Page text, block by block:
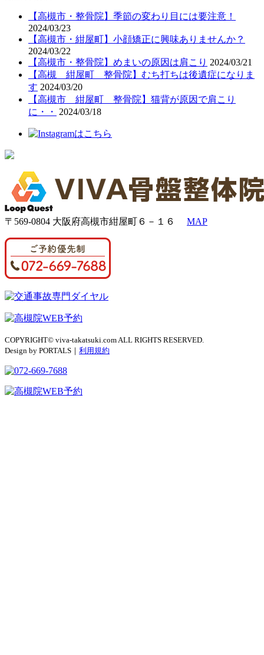
【高槻市・整骨院】季節の変わり目には要注意！
2024/03/23
【高槻市・紺屋町】小顔矯正に興味ありませんか？
2024/03/22
【高槻市・整骨院】めまいの原因は肩こり 2024/03/21
【高槻 紺屋町 整骨院】むち打ちは後遺症になりま
す 2024/03/20
【高槻市 紺屋町 整骨院】猫背が原因で肩こり
に・・
2024/03/18
〒569-0804 大阪府高槻市紺屋町６－１６ MAP
COPYRIGHT© viva-takatsuki.com ALL RIGHTS RESERVED.
Design by PORTALS｜ 利用規約